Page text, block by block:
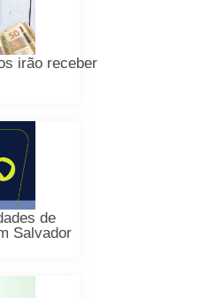
irão receber
de
Salvador